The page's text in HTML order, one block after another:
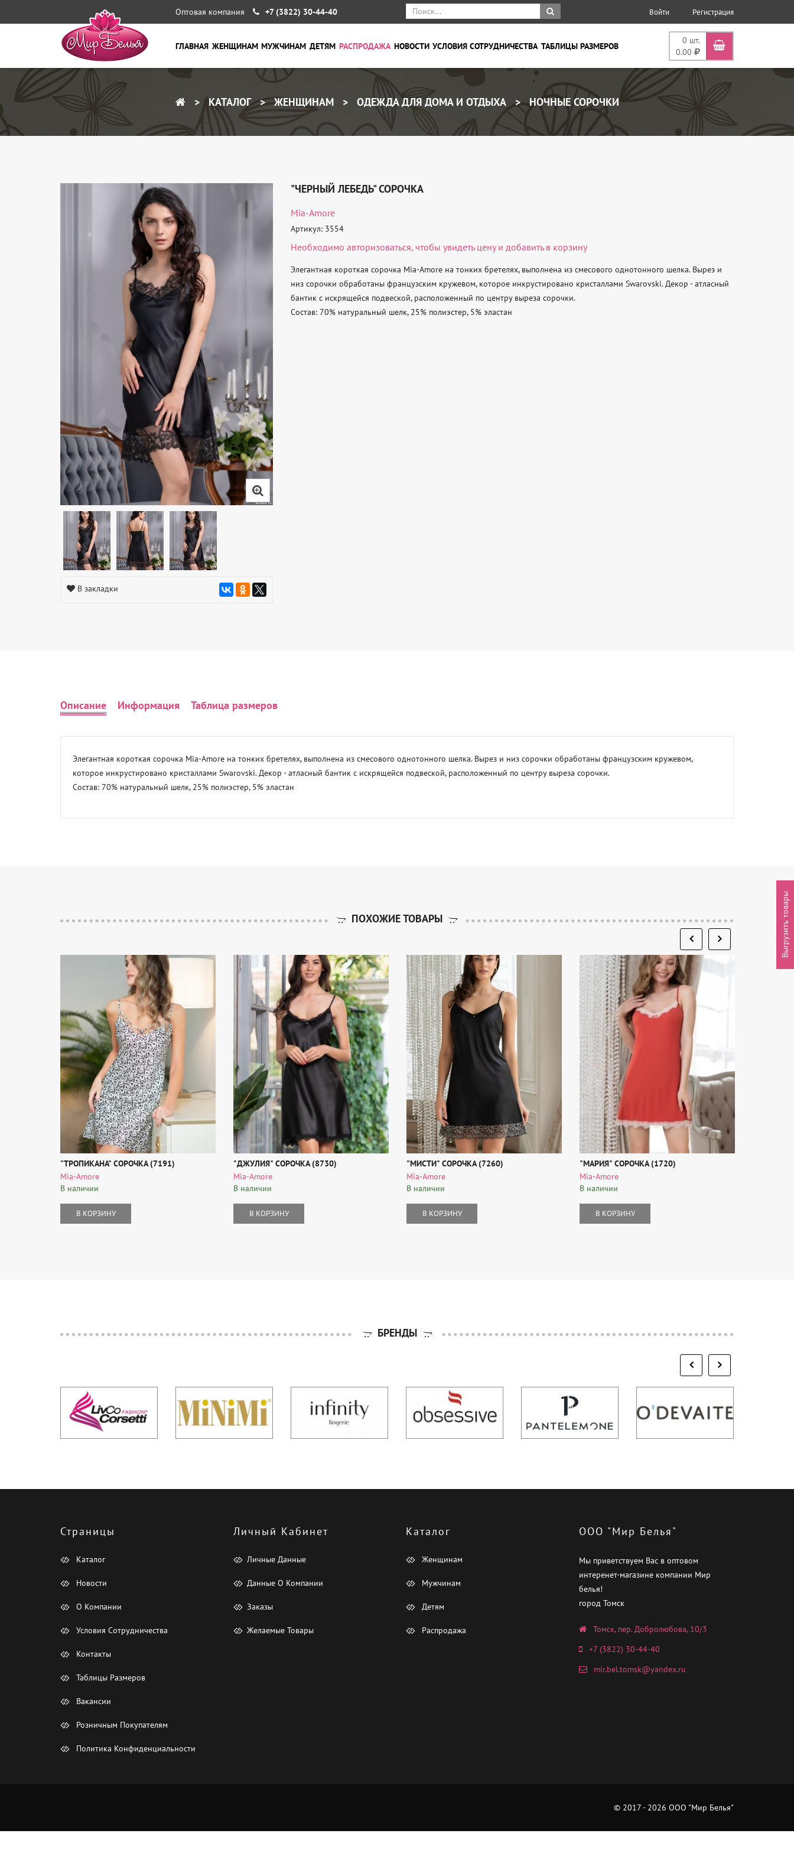
Оптовая компания +7 (3822) 30-44-40 Войти Регистрация
0 шт.
0.00
ГЛАВНАЯ ЖЕНЩИНАМ МУЖЧИНАМ ДЕТЯМ РАСПРОДАЖА НОВОСТИ УСЛОВИЯ СОТРУДНИЧЕСТВА ТАБЛИЦЫ РАЗМЕРОВ
КАТАЛОГ ЖЕНЩИНАМ ОДЕЖДА ДЛЯ ДОМА И ОТДЫХА НОЧНЫЕ СОРОЧКИ
В закладки
"ЧЕРНЫЙ ЛЕБЕДЬ" СОРОЧКА
Mia-Amore
Артикул: 3554
Необходимо авторизоваться, чтобы увидеть цену и добавить в корзину
Элегантная короткая сорочка Mia-Amore на тонких бретелях, выполнена из смесового однотонного шелка. Вырез и
низ сорочки обработаны французским кружевом, которое инкрустировано кристаллами Swarovski. Декор - атласный
бантик с искрящейся подвеской, расположенный по центру выреза сорочки.
Состав: 70% натуральный шелк, 25% полиэстер, 5% эластан
Описание Информация Таблица размеров
Элегантная короткая сорочка Mia-Amore на тонких бретелях, выполнена из смесового однотонного шелка. Вырез и низ сорочки обработаны французским кружевом,
которое инкрустировано кристаллами Swarovski. Декор - атласный бантик с искрящейся подвеской, расположенный по центру выреза сорочки.
Состав: 70% натуральный шелк, 25% полиэстер, 5% эластан
ПОХОЖИЕ ТОВАРЫ
"ТРОПИКАНА" СОРОЧКА (7191)
Mia-Amore
В наличии
В КОРЗИНУ
"ДЖУЛИЯ" СОРОЧКА (8730)
Mia-Amore
В наличии
В КОРЗИНУ
"МИСТИ" СОРОЧКА (7260)
Mia-Amore
В наличии
В КОРЗИНУ
"МАРИЯ" СОРОЧКА (1720)
Mia-Amore
В наличии
В КОРЗИНУ
БРЕНДЫ
Страницы
Каталог
Новости
О Компании
Условия Сотрудничества
Контакты
Таблицы Размеров
Вакансии
Розничным Покупателям
Политика Конфиденциальности
Личный Кабинет
Личные Данные
Данные О Компании
Заказы
Желаемые Товары
Каталог
Женщинам
Мужчинам
Детям
Распродажа
ООО "Мир Белья"
Мы приветствуем Вас в оптовом
интеренет-магазине компании Мир
белья!
город Томск
Томск, пер. Добролюбова, 10/3
+7 (3822) 30-44-40
mir.bel.tomsk@yandex.ru
© 2017 - 2026 ООО "Мир Белья"
Выгрузить товары